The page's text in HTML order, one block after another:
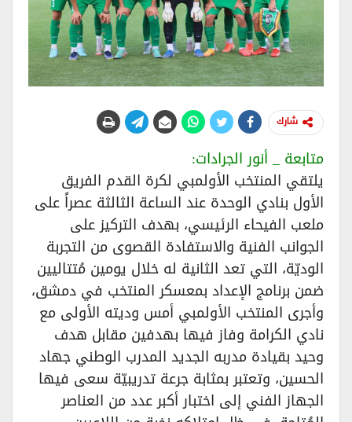
شارك
متابعة _ أنور الجرادات:
يلتقي المنتخب الأولمبي لكرة القدم الفريق
الأول بنادي الوحدة عند الساعة الثالثة عصراً على
ملعب الفيحاء الرئيسي، بهدف التركيز على
الجوانب الفنية والاستفادة القصوى من التجربة
الوديّة، التي تعد الثانية له خلال يومين مُتتاليين
ضمن برنامج الإعداد بمعسكر المنتخب في دمشق،
وأجرى المنتخب الأولمبي أمس وديته الأولى مع
نادي الكرامة وفاز فيها بهدفين مقابل هدف
وحيد بقيادة مدربه الجديد المدرب الوطني جهاد
الحسين، وتعتبر بمثابة جرعة تدريبيّة سعى فيها
الجهاز الفني إلى اختبار أكبر عدد من العناصر